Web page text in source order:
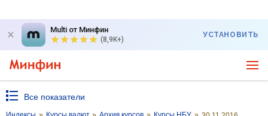
Multi от Минфин
(8,9K+)
УСТАНОВИТЬ
Все показатели